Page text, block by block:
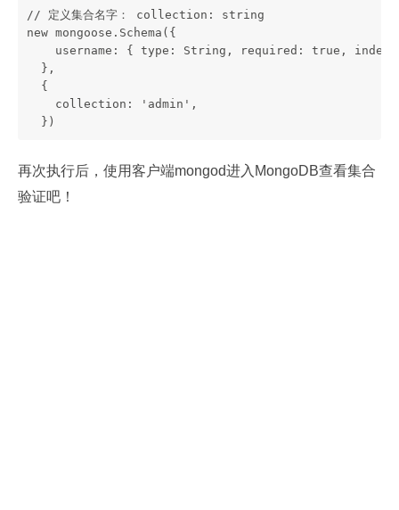
// 定义集合名字： collection: string
new mongoose.Schema({
username: { type: String, required: true, index:
  },
  {
    collection: 'admin',
  })
再次执行后，使用客户端mongod进入MongoDB查看集合
验证吧！